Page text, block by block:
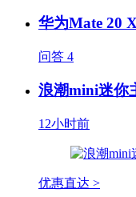
华为Mate 20
问答 4
浪潮mini迷你
12小时前
优惠直达 >